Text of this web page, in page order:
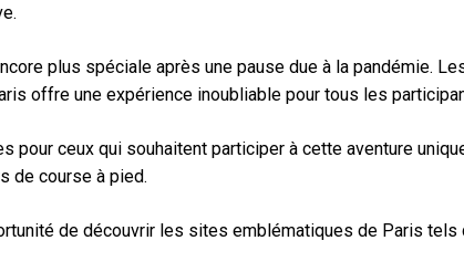
plus spéciale après une pause due à la pandémie.
offre une expérience inoubliable pour tous les
pour ceux qui souhaitent participer à cette aventure
de course à pied.
de découvrir les sites emblématiques de Paris